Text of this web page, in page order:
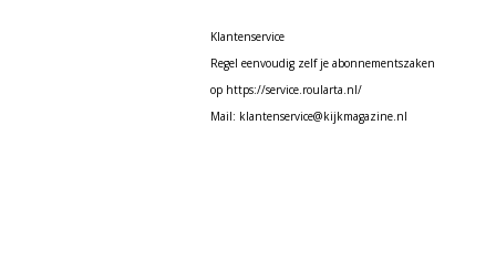
Klantenservice
Regel eenvoudig zelf je abonnementszaken
op https://service.roularta.nl/
Mail: klantenservice@kijkmagazine.nl